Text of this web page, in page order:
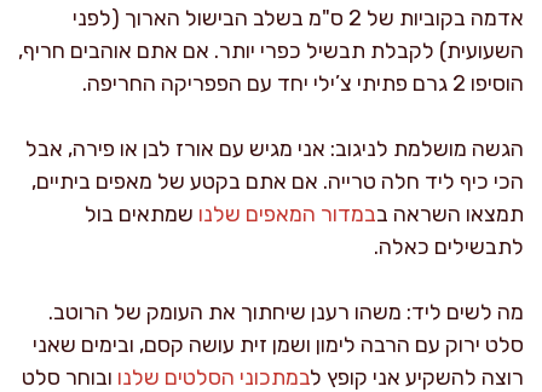
אדמה בקוביות של 2 ס"מ בשלב הבישול הארוך (לפני
השעועית) לקבלת תבשיל כפרי יותר. אם אתם אוהבים חריף,
הוסיפו 2 גרם פתיתי צ’ילי יחד עם הפפריקה החריפה.
הגשה מושלמת לניגוב: אני מגיש עם אורז לבן או פירה, אבל
הכי כיף ליד חלה טרייה. אם אתם בקטע של מאפים ביתיים,
תמצאו השראה בבמדור המאפים שלנו שמתאים בול
לתבשילים כאלה.
מה לשים ליד: משהו רענן שיחתוך את העומק של הרוטב.
סלט ירוק עם הרבה לימון ושמן זית עושה קסם, ובימים שאני
רוצה להשקיע אני קופץ לבמתכוני הסלטים שלנו ובוחר סלט